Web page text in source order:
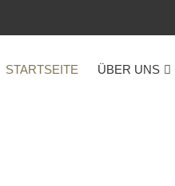
STARTSEITE ÜBER UNS